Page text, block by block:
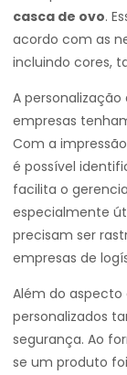
casca de ovo.
acordo com as
incluindo cores,
A
empresas
Com a
é possível
facilita o
especialmente
precisam ser
empresas de
Além do aspecto
personalizados
segurança. Ao
se um produto